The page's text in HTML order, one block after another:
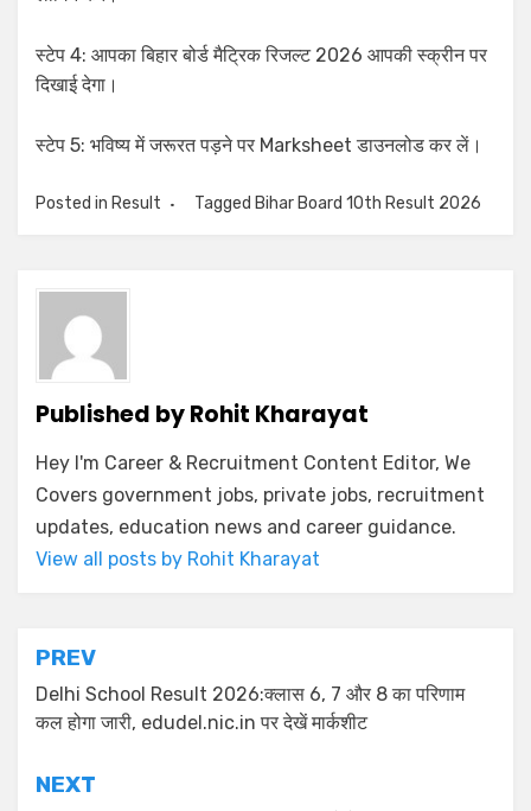
स्टेप 4: आपका बिहार बोर्ड मैट्रिक रिजल्ट 2026 आपकी स्क्रीन पर
दिखाई देगा।
स्टेप 5: भविष्य में जरूरत पड़ने पर Marksheet डाउनलोड कर लें।
Posted in Result Tagged Bihar Board 10th Result 2026
Published byRohit Kharayat
Hey I'm Career & Recruitment Content Editor, We
Covers government jobs, private jobs, recruitment
updates, education news and career guidance.
View all posts by Rohit Kharayat
PREV
Delhi School Result 2026:क्लास 6, 7 और 8 का परिणाम
कल होगा जारी, edudel.nic.in पर देखें मार्कशीट
NEXT